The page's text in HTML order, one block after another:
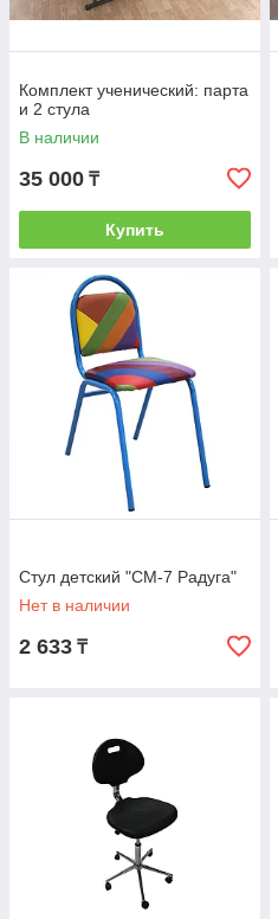
Комплект ученический: парта
и 2 стула
В наличии
35 000 ₸
Купить
Стул детский "СМ-7 Радуга"
Нет в наличии
2 633 ₸